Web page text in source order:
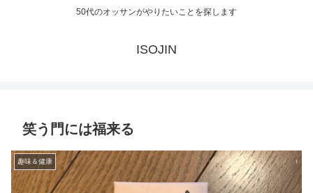
50代のオッサンがやりたいことを探します
ISOJIN
笑う門には福来る
趣味＆健康